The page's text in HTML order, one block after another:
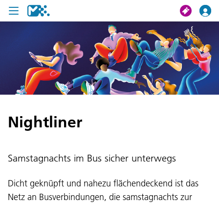
Meine Fahrt
U19 Pass
Projekte
Service und Kontakt
Nightliner
Samstagnachts im Bus sicher unterwegs
Dicht geknüpft und nahezu flächendeckend ist das
Netz an Busverbindungen, die samstagnachts zur